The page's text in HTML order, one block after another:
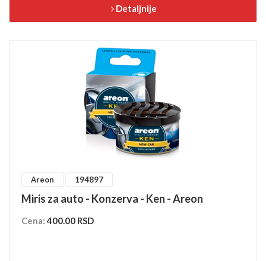
Detaljnije
Areon 194897
Miris za auto - Konzerva - Ken - Areon
Cena:400.00 RSD